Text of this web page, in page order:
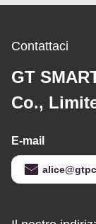
Contattaci
GT
Co.,
E-mail